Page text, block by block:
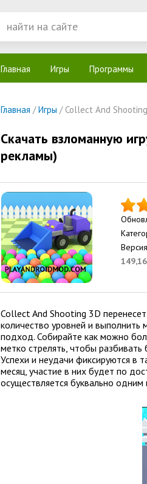
Главная Игры Программы
Главная /Игры / Collect And
Скачать взломанную
рекламы)
Collect And Shooting 3D
количество уровней и
подход. Собирайте как можно
метко стрелять, чтобы
Успехи и неудачи фиксируются в
месяц, участие в них будет по
осуществляется буквально